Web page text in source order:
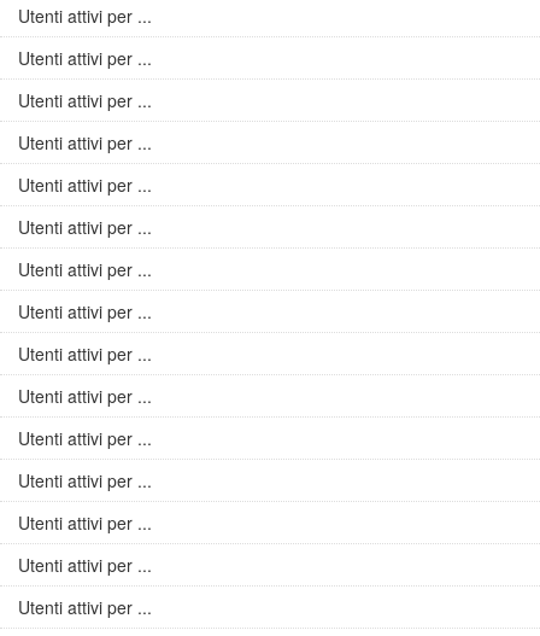
Utenti attivi per ...
Utenti attivi per ...
Utenti attivi per ...
Utenti attivi per ...
Utenti attivi per ...
Utenti attivi per ...
Utenti attivi per ...
Utenti attivi per ...
Utenti attivi per ...
Utenti attivi per ...
Utenti attivi per ...
Utenti attivi per ...
Utenti attivi per ...
Utenti attivi per ...
Utenti attivi per ...